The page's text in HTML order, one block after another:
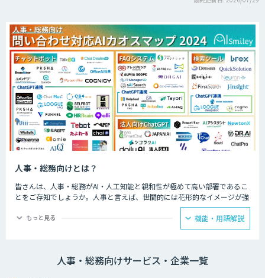
人事・総務向けとは？
皆さんは、人事・総務がAI・人工知能と親和性が極めて高い部署であるこ
とをご存知でしょうか。人事と言えば、世間的には花形的なイメージが強
い部署ですが、従来、仕事はとても古臭く物理的な時間を要するのが大き
な課題となっています。
補助などの業務支援を行っています。
もっと見る 機能・用語解説
人事・総務向けサービス・企業一覧